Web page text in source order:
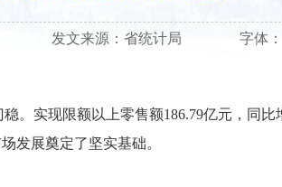
发文来源： 省统计局 字体：
实现限额以上零售额186.79亿元，同比
发展奠定了坚实基础。